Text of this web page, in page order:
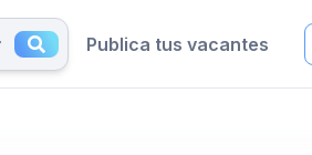
Publica tus vacantes